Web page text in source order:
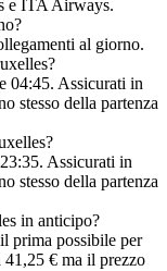
e ITA Airways.
al giorno.
04:45. Assicurati in
stesso della partenza
Assicurati in
stesso della partenza
in anticipo?
prima possibile per
41,25 € ma il prezzo